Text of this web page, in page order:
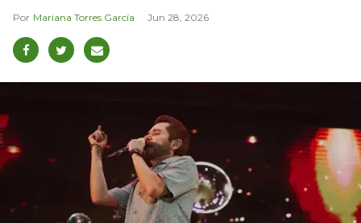
Mariana Torres García Jun 28, 2026